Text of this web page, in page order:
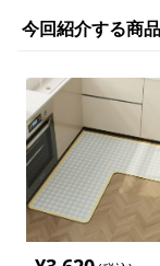
今回紹介する商